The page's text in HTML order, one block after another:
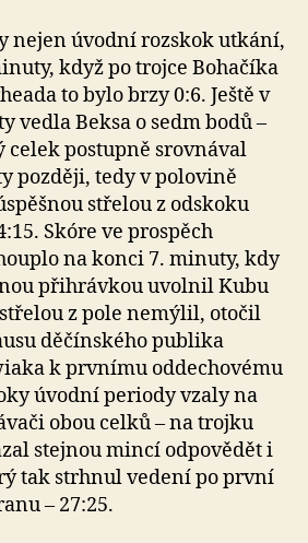
nejen úvodní rozskok utkání,
když po trojce Bohačíka
to bylo brzy 0:6. Ještě v
vedla Beksa o sedm bodů –
celek postupně srovnával
později, tedy v polovině
střelou z odskoku
Skóre ve prospěch
na konci 7. minuty, kdy
přihrávkou uvolnil Kubu
z pole nemýlil, otočil
děčínského publika
k prvnímu oddechovému
úvodní periody vzaly na
obou celků – na trojku
stejnou mincí odpovědět i
tak strhnul vedení po první
– 27:25.